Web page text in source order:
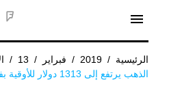
menu
الرئيسية /
2019
/ فبراير /
13
/
الذهب يرتفع إلى 1313 دولار للأوقية بفعل هبوط الدولار